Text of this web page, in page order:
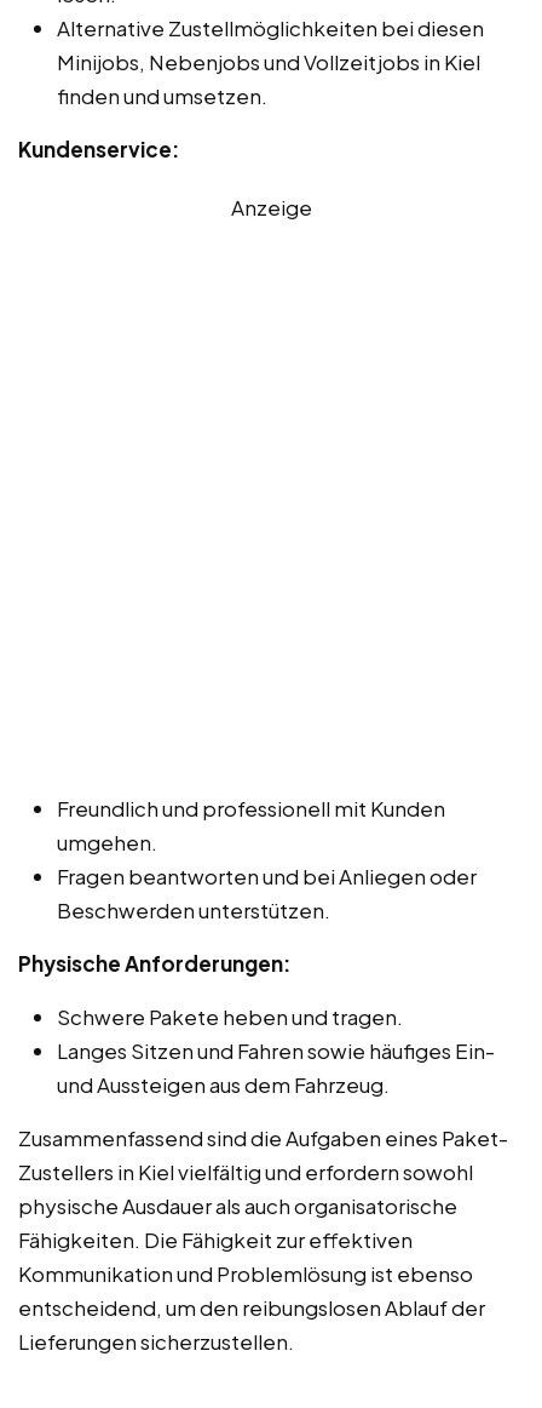
Alternative Zustellmöglichkeiten bei diesen
Minijobs, Nebenjobs und Vollzeitjobs in Kiel
finden und umsetzen.
Kundenservice:
Anzeige
Freundlich und professionell mit Kunden
umgehen.
Fragen beantworten und bei Anliegen oder
Beschwerden unterstützen.
Physische Anforderungen:
Schwere Pakete heben und tragen.
Langes Sitzen und Fahren sowie häufiges Ein-
und Aussteigen aus dem Fahrzeug.
Zusammenfassend sind die Aufgaben eines Paket-
Zustellers in Kiel vielfältig und erfordern sowohl
physische Ausdauer als auch organisatorische
Fähigkeiten. Die Fähigkeit zur effektiven
Kommunikation und Problemlösung ist ebenso
entscheidend, um den reibungslosen Ablauf der
Lieferungen sicherzustellen.